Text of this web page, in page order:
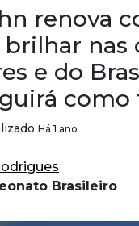
renova
nas
e do
Há 1 ano
Brasileiro